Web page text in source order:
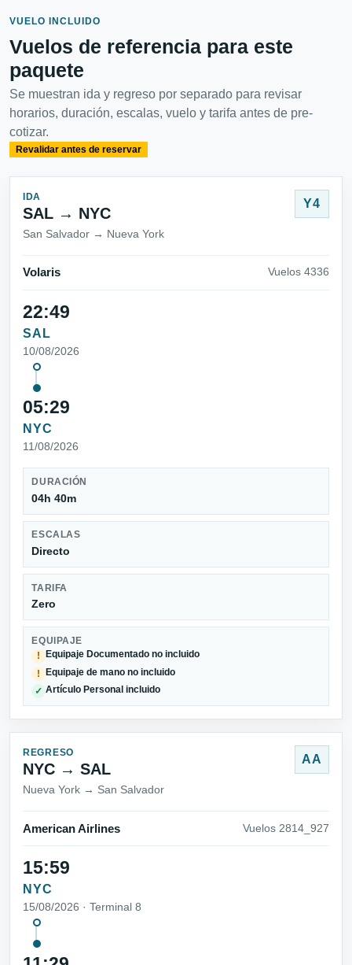
VUELO INCLUIDO
Vuelos de referencia para este
paquete
Se muestran ida y regreso por separado para revisar
horarios, duración, escalas, vuelo y tarifa antes de pre-
cotizar.
Revalidar antes de reservar
IDA
SAL → NYC
San Salvador → Nueva York
Y4
Volaris Vuelos 4336
22:49
SAL
10/08/2026
05:29
NYC
11/08/2026
DURACIÓN
04h 40m
ESCALAS
Directo
TARIFA
Zero
EQUIPAJE
!
Equipaje Documentado no incluido
! Equipaje de mano no incluido
✓ Artículo Personal incluido
REGRESO
NYC → SAL
Nueva York → San Salvador
AA
American Airlines Vuelos 2814_927
15:59
NYC
15/08/2026 · Terminal 8